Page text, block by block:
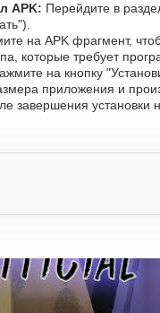
APK: Перейдите в
на APK фрагмент,
которые требует
на кнопку
приложения и
завершения установки